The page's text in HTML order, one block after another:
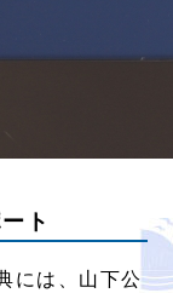
ト
には、山下公